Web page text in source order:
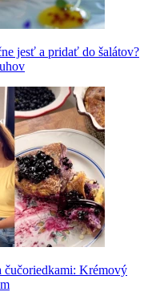
jesť a pridať do šalátov?
čučoriedkami: Krémový